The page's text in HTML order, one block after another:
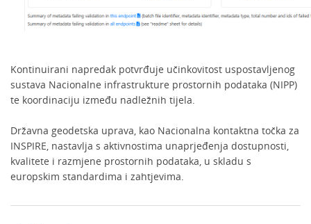
Kontinuirani napredak potvrđuje učinkovitost uspostavljenog
sustava Nacionalne infrastrukture prostornih podataka (NIPP)
te koordinaciju između nadležnih tijela.
Državna geodetska uprava, kao Nacionalna kontaktna točka za
INSPIRE, nastavlja s aktivnostima unaprjeđenja dostupnosti,
kvalitete i razmjene prostornih podataka, u skladu s
europskim standardima i zahtjevima.